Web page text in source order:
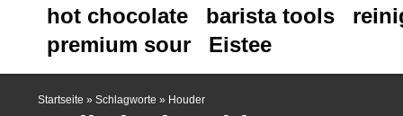
hot chocolate
barista tools
premium sour
Eistee
Startseite » Schlagworte » Houder